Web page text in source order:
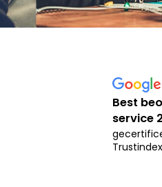
Best
service
Trustindex